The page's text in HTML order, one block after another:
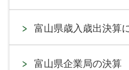
富山県歳入歳出決算
富山県企業局の決算